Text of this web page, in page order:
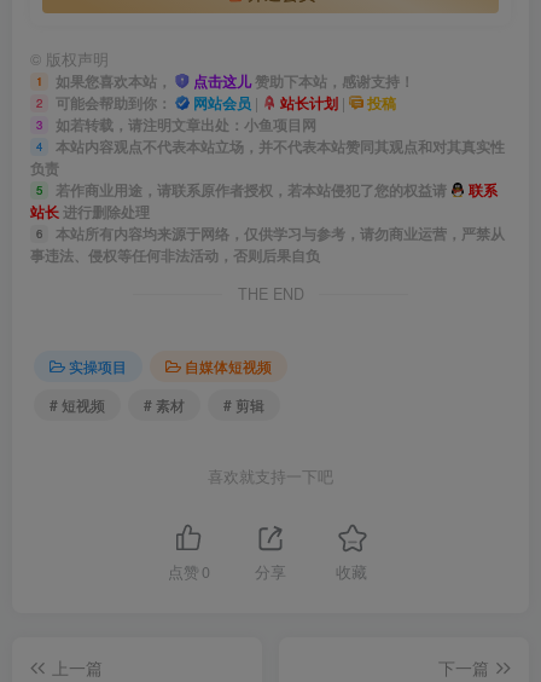
© 版权声明
1 如果您喜欢本站， 点击这儿赞助下本站，感谢支持！
2 可能会帮助到你： 网站会员 | 站长计划 | 投稿
3 如若转载，请注明文章出处：小鱼项目网
4
本站内容观点不代表本站立场，并不代表本站赞同其观点和对其真实性
负责
5 若作商业用途，请联系原作者授权，若本站侵犯了您的权益请
联系
站长进行删除处理
6
本站所有内容均来源于网络，仅供学习与参考，请勿商业运营，严禁从
事违法、侵权等任何非法活动，否则后果自负
THE END
实操项目
自媒体短视频
# 短视频
# 素材 # 剪辑
喜欢就支持一下吧
点赞 0 分享 收藏
上一篇
下一篇